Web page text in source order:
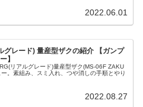
2022.06.01
グレード) 量産型ザクの紹介 【ガンプ
】
リアルグレード)量産型ザク(MS-06F ZAKU
。素組み、スミ入れ、つや消しの手順とやり
2022.08.27